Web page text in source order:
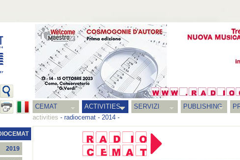
CEMAT ACTIVITIES SERVIZI PUBLISHING
activities - radiocemat - 2014 -
2019